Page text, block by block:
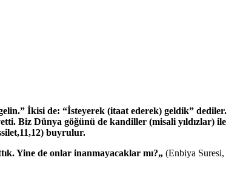
İkisi de: “İsteyerek (itaat ederek) geldik” dediler.
Biz Dünya göğünü de kandiller (misali yıldızlar) ile
buyrulur.
Yine de onlar inanmayacaklar mı?„ (Enbiya Suresi,